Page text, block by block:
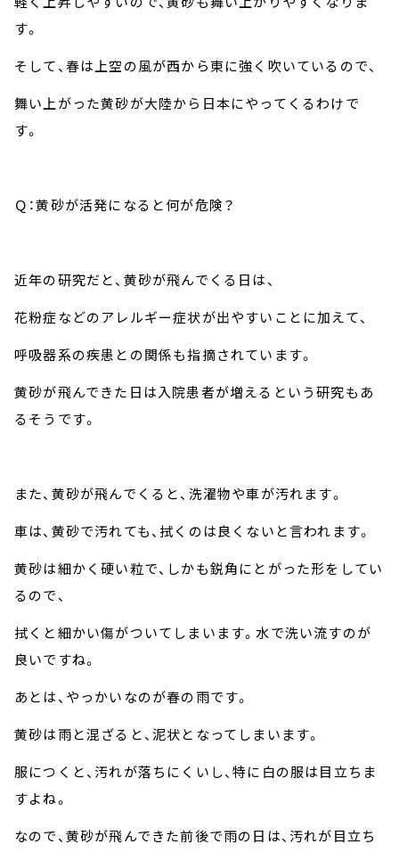
す。
そして、春は上空の風が西から東に強く吹いているので、
舞い上がった黄砂が大陸から日本にやってくるわけで
す。
Ｑ：黄砂が活発になると何が危険？
近年の研究だと、黄砂が飛んでくる日は、
花粉症などのアレルギー症状が出やすいことに加えて、
呼吸器系の疾患との関係も指摘されています。
黄砂が飛んできた日は入院患者が増えるという研究もあ
るそうです。
また、黄砂が飛んでくると、洗濯物や車が汚れます。
車は、黄砂で汚れても、拭くのは良くないと言われます。
黄砂は細かく硬い粒で、しかも鋭角にとがった形をしてい
るので、
拭くと細かい傷がついてしまいます。水で洗い流すのが
良いですね。
あとは、やっかいなのが春の雨です。
黄砂は雨と混ざると、泥状となってしまいます。
服につくと、汚れが落ちにくいし、特に白の服は目立ちま
すよね。
なので、黄砂が飛んできた前後で雨の日は、汚れが目立ち